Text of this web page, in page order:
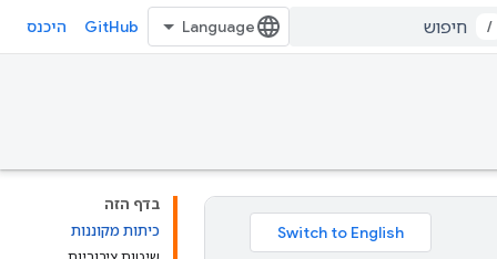
/
GitHub היכנס
בדף הזה
כיתות מקוננות